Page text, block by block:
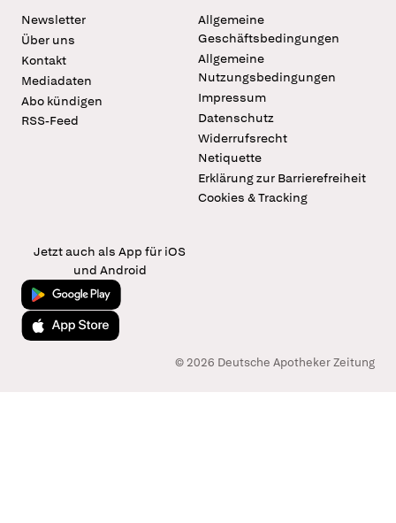
Newsletter
Über uns
Kontakt
Mediadaten
Abo kündigen
RSS-Feed
Allgemeine
Geschäftsbedingungen
Allgemeine
Nutzungsbedingungen
Impressum
Datenschutz
Widerrufsrecht
Netiquette
Erklärung zur Barrierefreiheit
Cookies & Tracking
Jetzt auch als App für iOS
und Android
Jetzt bei Google Play
Laden im App Store
© 2026 Deutsche Apotheker Zeitung